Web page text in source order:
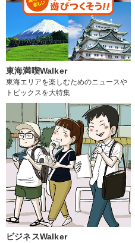
東海満喫Walker
東海エリアを楽しむためのニュースや
トピックスを大特集
ビジネスWalker